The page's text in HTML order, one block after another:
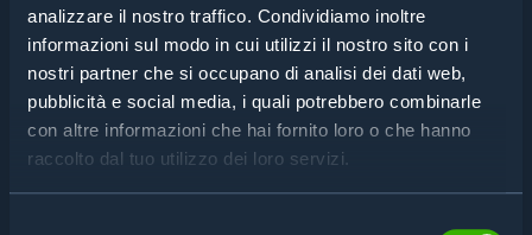
analizzare il nostro traffico. Condividiamo inoltre
informazioni sul modo in cui utilizzi il nostro sito con i
nostri partner che si occupano di analisi dei dati web,
pubblicità e social media, i quali potrebbero combinarle
con altre informazioni che hai fornito loro o che hanno
raccolto dal tuo utilizzo dei loro servizi.